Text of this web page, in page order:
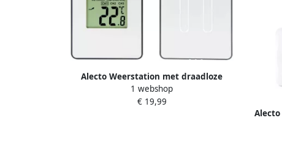
Alecto Weerstation met draadloze
sensor wit WS-1050
1 webshop
€ 19,99